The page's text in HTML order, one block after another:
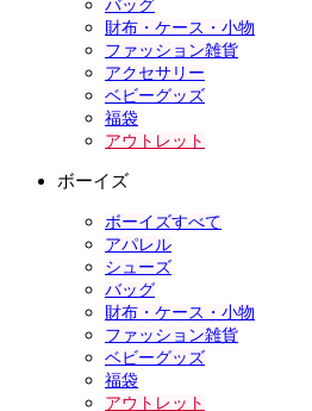
バッグ
財布・ケース・小物
ファッション雑貨
アクセサリー
ベビーグッズ
福袋
アウトレット
ボーイズ
ボーイズすべて
アパレル
シューズ
バッグ
財布・ケース・小物
ファッション雑貨
ベビーグッズ
福袋
アウトレット